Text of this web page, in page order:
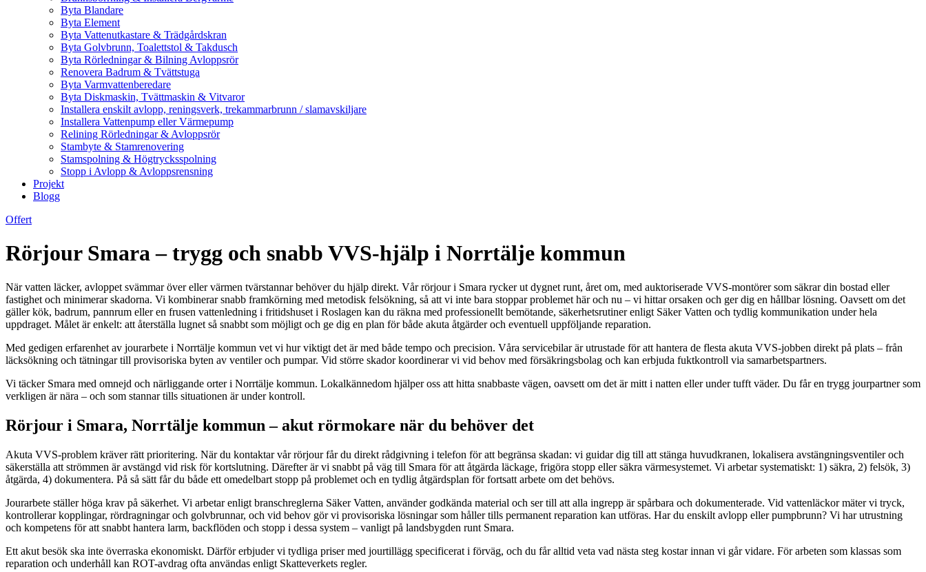
Byta Blandare
Byta Element
Byta Vattenutkastare & Trädgårdskran
Byta Golvbrunn, Toalettstol & Takdusch
Byta Rörledningar & Bilning Avloppsrör
Renovera Badrum & Tvättstuga
Byta Varmvattenberedare
Byta Diskmaskin, Tvättmaskin & Vitvaror
Installera enskilt avlopp, reningsverk, trekammarbrunn / slamavskiljare
Installera Vattenpump eller Värmepump
Relining Rörledningar & Avloppsrör
Stambyte & Stamrenovering
Stamspolning & Högtrycksspolning
Stopp i Avlopp & Avloppsrensning
Projekt
Blogg
Offert
Rörjour Smara – trygg och snabb VVS-hjälp i Norrtälje kommun
När vatten läcker, avloppet svämmar över eller värmen tvärstannar behöver du hjälp direkt. Vår rörjour i Smara rycker ut dygnet runt, året om, med auktoriserade VVS-montörer som säkrar din bostad eller
fastighet och minimerar skadorna. Vi kombinerar snabb framkörning med metodisk felsökning, så att vi inte bara stoppar problemet här och nu – vi hittar orsaken och ger dig en hållbar lösning. Oavsett om det
gäller kök, badrum, pannrum eller en frusen vattenledning i fritidshuset i Roslagen kan du räkna med professionellt bemötande, säkerhetsrutiner enligt Säker Vatten och tydlig kommunikation under hela
uppdraget. Målet är enkelt: att återställa lugnet så snabbt som möjligt och ge dig en plan för både akuta åtgärder och eventuell uppföljande reparation.
Med gedigen erfarenhet av jourarbete i Norrtälje kommun vet vi hur viktigt det är med både tempo och precision. Våra servicebilar är utrustade för att hantera de flesta akuta VVS-jobben direkt på plats – från
läcksökning och tätningar till provisoriska byten av ventiler och pumpar. Vid större skador koordinerar vi vid behov med försäkringsbolag och kan erbjuda fuktkontroll via samarbetspartners.
Vi täcker Smara med omnejd och närliggande orter i Norrtälje kommun. Lokalkännedom hjälper oss att hitta snabbaste vägen, oavsett om det är mitt i natten eller under tufft väder. Du får en trygg jourpartner som
verkligen är nära – och som stannar tills situationen är under kontroll.
Rörjour i Smara, Norrtälje kommun – akut rörmokare när du behöver det
Akuta VVS-problem kräver rätt prioritering. När du kontaktar vår rörjour får du direkt rådgivning i telefon för att begränsa skadan: vi guidar dig till att stänga huvudkranen, lokalisera avstängningsventiler och
säkerställa att strömmen är avstängd vid risk för kortslutning. Därefter är vi snabbt på väg till Smara för att åtgärda läckage, frigöra stopp eller säkra värmesystemet. Vi arbetar systematiskt: 1) säkra, 2) felsök, 3)
åtgärda, 4) dokumentera. På så sätt får du både ett omedelbart stopp på problemet och en tydlig åtgärdsplan för fortsatt arbete om det behövs.
Jourarbete ställer höga krav på säkerhet. Vi arbetar enligt branschreglerna Säker Vatten, använder godkända material och ser till att alla ingrepp är spårbara och dokumenterade. Vid vattenläckor mäter vi tryck,
kontrollerar kopplingar, rördragningar och golvbrunnar, och vid behov gör vi provisoriska lösningar som håller tills permanent reparation kan utföras. Har du enskilt avlopp eller pumpbrunn? Vi har utrustning
och kompetens för att snabbt hantera larm, backflöden och stopp i dessa system – vanligt på landsbygden runt Smara.
Ett akut besök ska inte överraska ekonomiskt. Därför erbjuder vi tydliga priser med jourtillägg specificerat i förväg, och du får alltid veta vad nästa steg kostar innan vi går vidare. För arbeten som klassas som
reparation och underhåll kan ROT-avdrag ofta användas enligt Skatteverkets regler.